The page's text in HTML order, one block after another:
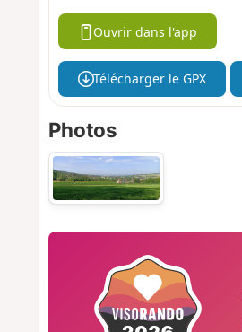
Ouvrir dans l'app
Télécharger le GPX
Photos